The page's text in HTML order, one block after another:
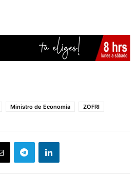
Ministro de Economía ZOFRI